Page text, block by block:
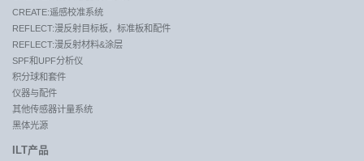
CREATE:遥感校准系统
REFLECT:漫反射目标板，标准板和配件
REFLECT:漫反射材料&涂层
SPF和UPF分析仪
积分球和套件
仪器与配件
其他传感器计量系统
黑体光源
ILT产品